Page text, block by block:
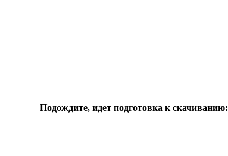
Подождите, идет подготовка к скачиванию: